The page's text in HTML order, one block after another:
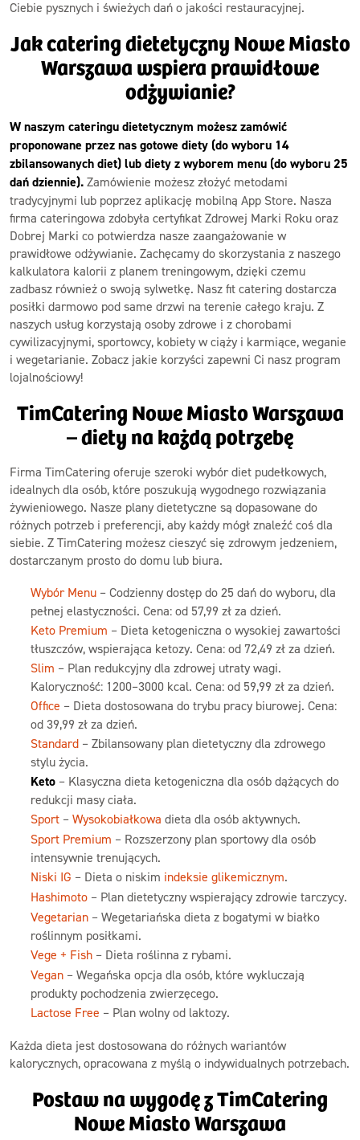
Ciebie pysznych i świeżych dań o jakości restauracyjnej.
Jak catering dietetyczny Nowe Miasto
Warszawa wspiera prawidłowe
odżywianie?
W naszym cateringu dietetycznym możesz zamówić
proponowane przez nas gotowe diety (do wyboru 14
zbilansowanych diet) lub diety z wyborem menu (do wyboru 25
dań dziennie). Zamówienie możesz złożyć metodami
tradycyjnymi lub poprzez aplikację mobilną App Store. Nasza
firma cateringowa zdobyła certyfikat Zdrowej Marki Roku oraz
Dobrej Marki co potwierdza nasze zaangażowanie w
prawidłowe odżywianie. Zachęcamy do skorzystania z naszego
kalkulatora kalorii z planem treningowym, dzięki czemu
zadbasz również o swoją sylwetkę. Nasz fit catering dostarcza
posiłki darmowo pod same drzwi na terenie całego kraju. Z
naszych usług korzystają osoby zdrowe i z chorobami
cywilizacyjnymi, sportowcy, kobiety w ciąży i karmiące, weganie
i wegetarianie. Zobacz jakie korzyści zapewni Ci nasz program
lojalnościowy!
TimCatering Nowe Miasto Warszawa
– diety na każdą potrzebę
Firma TimCatering oferuje szeroki wybór diet pudełkowych,
idealnych dla osób, które poszukują wygodnego rozwiązania
żywieniowego. Nasze plany dietetyczne są dopasowane do
różnych potrzeb i preferencji, aby każdy mógł znaleźć coś dla
siebie. Z TimCatering możesz cieszyć się zdrowym jedzeniem,
dostarczanym prosto do domu lub biura.
Wybór Menu – Codzienny dostęp do 25 dań do wyboru, dla
pełnej elastyczności. Cena: od 57,99 zł za dzień.
Keto Premium – Dieta ketogeniczna o wysokiej zawartości
tłuszczów, wspierająca ketozy. Cena: od 72,49 zł za dzień.
Slim – Plan redukcyjny dla zdrowej utraty wagi.
Kaloryczność: 1200–3000 kcal. Cena: od 59,99 zł za dzień.
Office – Dieta dostosowana do trybu pracy biurowej. Cena:
od 39,99 zł za dzień.
Standard – Zbilansowany plan dietetyczny dla zdrowego
stylu życia.
Keto – Klasyczna dieta ketogeniczna dla osób dążących do
redukcji masy ciała.
Sport – Wysokobiałkowa dieta dla osób aktywnych.
Sport Premium – Rozszerzony plan sportowy dla osób
intensywnie trenujących.
Niski IG – Dieta o niskim indeksie glikemicznym.
Hashimoto – Plan dietetyczny wspierający zdrowie tarczycy.
Vegetarian – Wegetariańska dieta z bogatymi w białko
roślinnym posiłkami.
Vege + Fish – Dieta roślinna z rybami.
Vegan – Wegańska opcja dla osób, które wykluczają
produkty pochodzenia zwierzęcego.
Lactose Free – Plan wolny od laktozy.
Każda dieta jest dostosowana do różnych wariantów
kalorycznych, opracowana z myślą o indywidualnych potrzebach.
Postaw na wygodę z TimCatering
Nowe Miasto Warszawa